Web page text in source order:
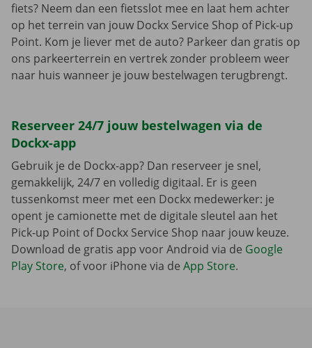
fiets? Neem dan een fietsslot mee en laat hem achter
op het terrein van jouw Dockx Service Shop of Pick-up
Point. Kom je liever met de auto? Parkeer dan gratis op
ons parkeerterrein en vertrek zonder probleem weer
naar huis wanneer je jouw bestelwagen terugbrengt.
Reserveer 24/7 jouw bestelwagen via de
Dockx-app
Gebruik je de Dockx-app? Dan reserveer je snel,
gemakkelijk, 24/7 en volledig digitaal. Er is geen
tussenkomst meer met een Dockx medewerker: je
opent je camionette met de digitale sleutel aan het
Pick-up Point of Dockx Service Shop naar jouw keuze.
Download de gratis app voor Android via de Google
Play Store, of voor iPhone via de App Store.